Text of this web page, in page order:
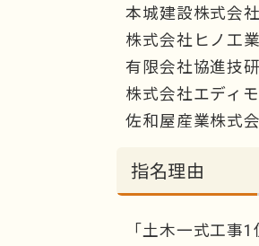
本城建設株式会
株式会社ヒノ工業
有限会社協進技研
株式会社エディ
佐和屋産業株式
指名理由
「土木一式工事